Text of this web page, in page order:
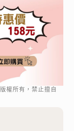
權所有，禁止擅自